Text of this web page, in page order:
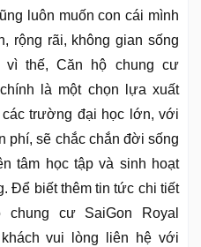
luôn muốn con cái mình
rộng rãi, không gian sống
vì thế, Căn hộ chung cư
là một chọn lựa xuất
trường đại học lớn, với
phí, sẽ chắc chắn đời sống
tâm học tập và sinh hoạt
Để biết thêm tin tức chi tiết
cư SaiGon Royal
vui lòng liên hệ với